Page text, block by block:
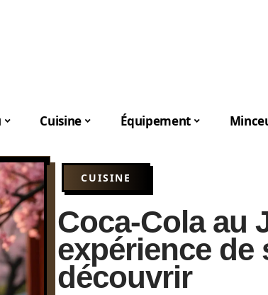
Cuisine Équipement
CUISINE
Coca-Cola au
expérience de
découvrir